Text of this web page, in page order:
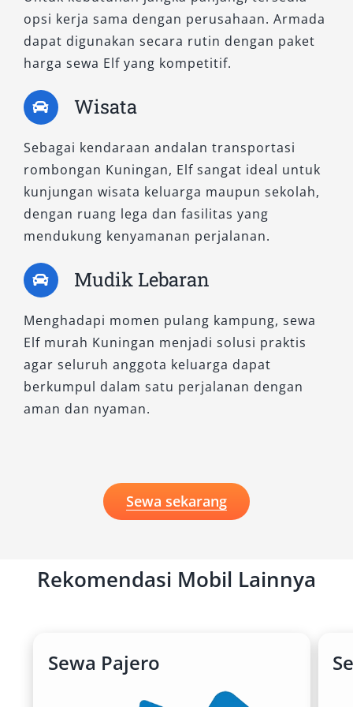
opsi kerja sama dengan perusahaan. Armada
dapat digunakan secara rutin dengan paket
harga sewa Elf yang kompetitif.
Wisata
Sebagai kendaraan andalan transportasi
rombongan Kuningan, Elf sangat ideal untuk
kunjungan wisata keluarga maupun sekolah,
dengan ruang lega dan fasilitas yang
mendukung kenyamanan perjalanan.
Mudik Lebaran
Menghadapi momen pulang kampung, sewa
Elf murah Kuningan menjadi solusi praktis
agar seluruh anggota keluarga dapat
berkumpul dalam satu perjalanan dengan
aman dan nyaman.
Sewa sekarang
Rekomendasi Mobil Lainnya
Sewa Pajero